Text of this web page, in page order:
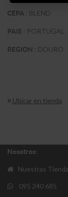
CEPA : BLEND
PAIS : PORTUGAL
REGION : DOURO
Ubicar en tienda
Nosotros:
Nuestras
095 240 685